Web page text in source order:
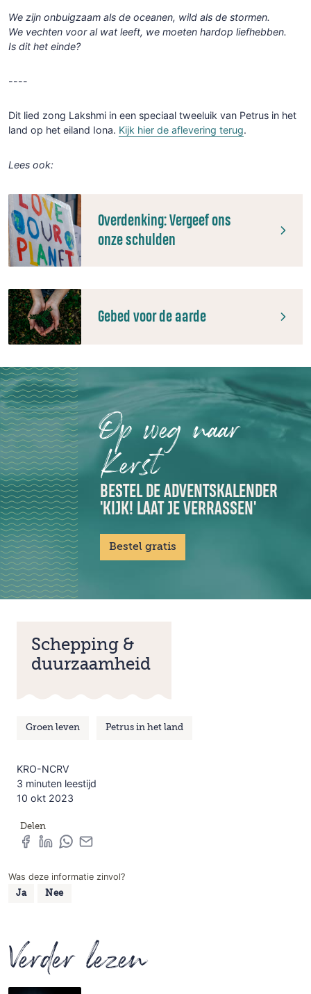
We zijn onbuigzaam als de oceanen, wild als de stormen.
We vechten voor al wat leeft, we moeten hardop liefhebben.
Is dit het einde?
----
Dit lied zong Lakshmi in een speciaal tweeluik van Petrus in het
land op het eiland Iona. Kijk hier de aflevering terug.
Lees ook:
Overdenking: Vergeef ons
onze schulden
Gebed voor de aarde
Op weg naar
Kerst
BESTEL DE ADVENTSKALENDER
'KIJK! LAAT JE VERRASSEN'
Bestel gratis
Schepping &
duurzaamheid
Groen leven Petrus in het land
KRO-NCRV
3 minuten leestijd
10 okt 2023
Delen
Was deze informatie zinvol?
Ja Nee
Verder lezen